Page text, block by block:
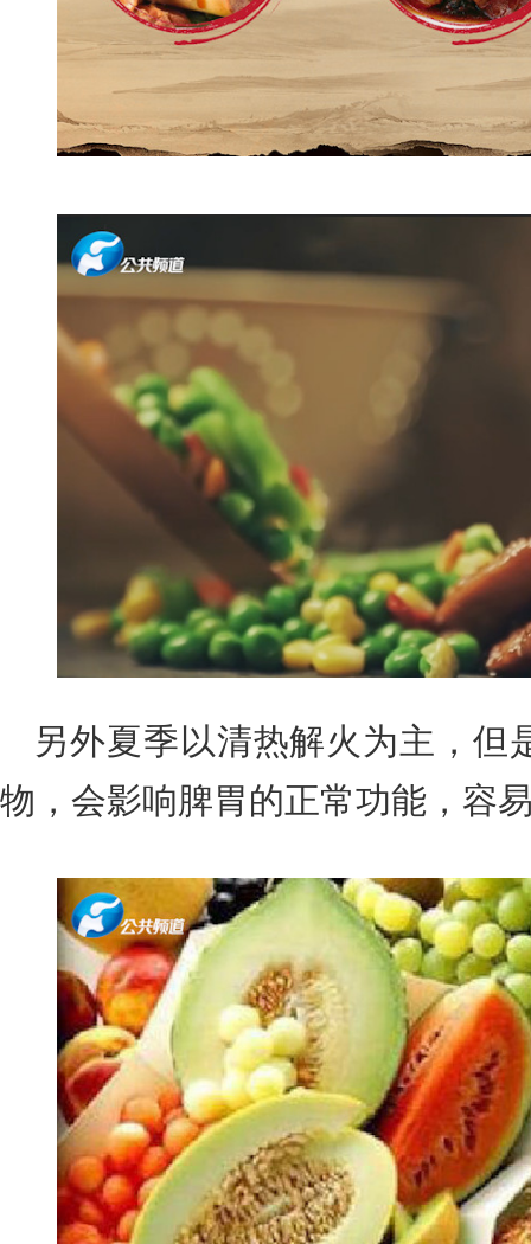
另外夏季以清热解火为主，但
物，会影响脾胃的正常功能，容